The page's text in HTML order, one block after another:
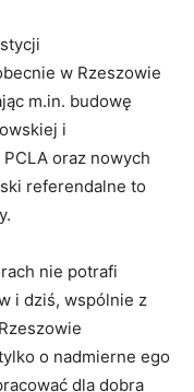
w Rzeszowie
m.in. budowę
i
oraz nowych
referendalne to
nie potrafi
i dziś, wspólnie z
o nadmierne ego
dla dobra